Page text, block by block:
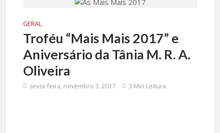
GERAL
Troféu “Mais Mais 2017” e
Aniversário da Tânia M. R. A.
Oliveira
sexta-feira, novembro 3, 2017 3 Min Leitura